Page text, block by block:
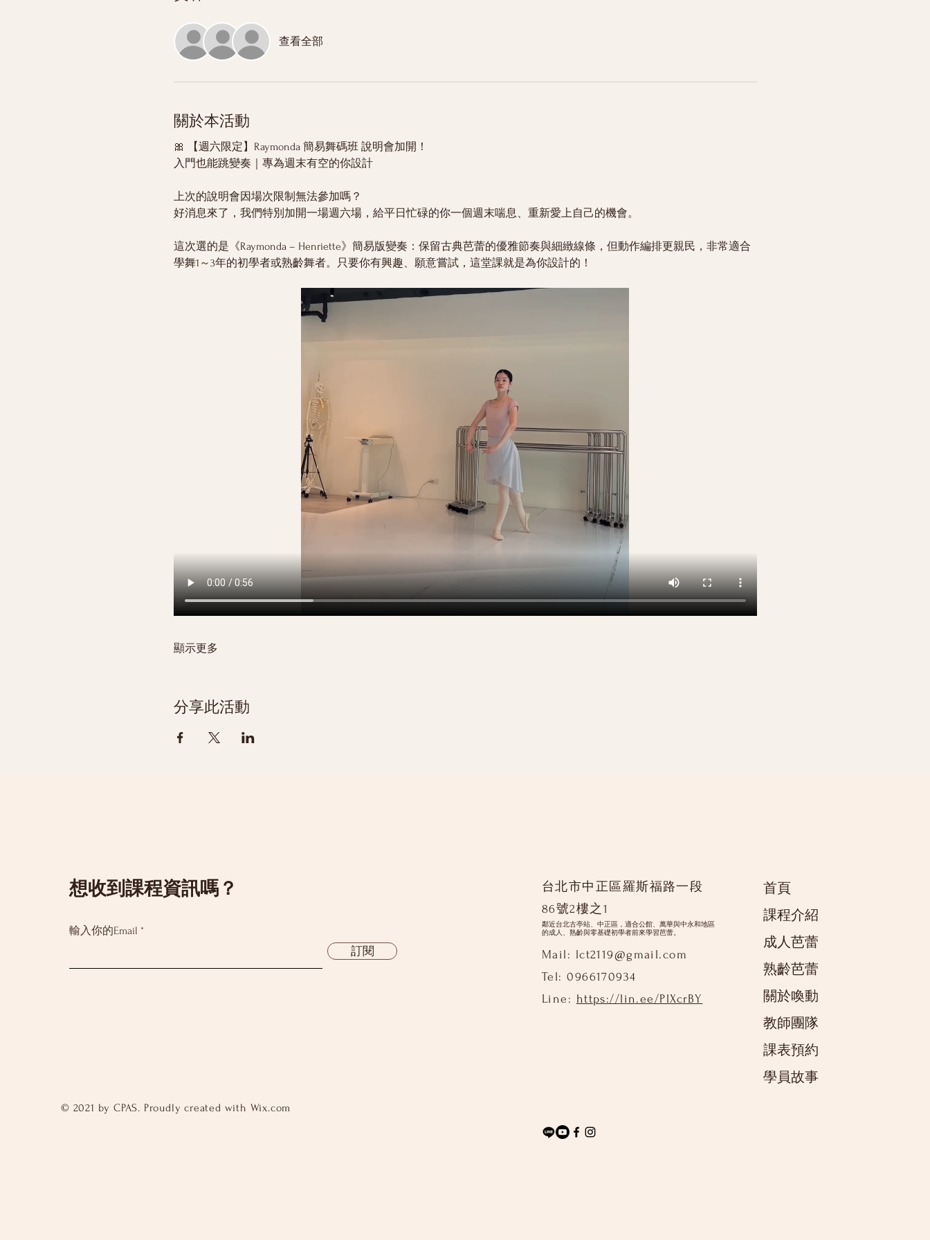
查看全部
關於本活動
🎀 【週六限定】Raymonda 簡易舞碼班 說明會加開！
入門也能跳變奏｜專為週末有空的你設計
上次的說明會因場次限制無法參加嗎？
好消息來了，我們特別加開一場週六場，給平日忙碌的你一個週末喘息、重新愛上自己的機會。
這次選的是《Raymonda – Henriette》簡易版變奏：保留古典芭蕾的優雅節奏與細緻線條，但動作編排更親民，非常適合
學舞1～3年的初學者或熟齡舞者。只要你有興趣、願意嘗試，這堂課就是為你設計的！
顯示更多
分享此活動
​想收到課程資訊嗎？
輸入你的Email
訂閱
© 2021 by CPAS. Proudly created with Wix.com
台北市中正區羅斯福路一段
86號2樓之1
鄰近台北古亭站、中正區，適合公館、萬華與中永和地區
的成人、熟齡與零基礎初學者前來學習芭蕾。
Mail: lct2119@gmail.com
Tel: 0966170934
Line: https://lin.ee/PlXcrBY
首頁
課程介紹
成人芭蕾
熟齡芭蕾
關於喚動
教師團隊
課表預約
學員故事